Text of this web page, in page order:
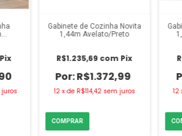
Pix
Gabinete de Cozinha Novita
1,44m Avelato/Preto
R$1.372,99
R$1.235,69 com Pix
12 xde R$114,42 sem juros 12